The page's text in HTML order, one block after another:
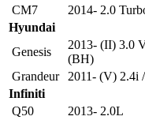
CM7
2014- 2.0
Hyundai
Genesis
2013- (II) 3.0
(BH)
Grandeur
2011- (V) 2.4i
Infiniti
Q50
2013- 2.0L